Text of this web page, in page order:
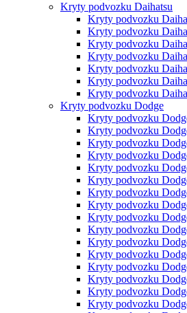
Kryty podvozku Daihatsu
Kryty podvozku
Kryty podvozku
Kryty podvozku
Kryty podvozku
Kryty podvozku
Kryty podvozku
Kryty podvozku
Kryty podvozku Dodge
Kryty podvozku
Kryty podvozku
Kryty podvozku
Kryty podvozku
Kryty podvozku
Kryty podvozku
Kryty podvozku
Kryty podvozku
Kryty podvozku
Kryty podvozku
Kryty podvozku
Kryty podvozku
Kryty podvozku
Kryty podvozku
Kryty podvozku
Kryty podvozku